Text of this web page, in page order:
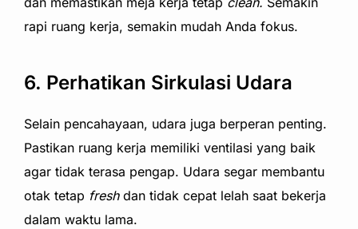
rapi ruang kerja, semakin mudah Anda fokus.
6. Perhatikan Sirkulasi Udara
Selain pencahayaan, udara juga berperan penting.
Pastikan ruang kerja memiliki ventilasi yang baik
agar tidak terasa pengap. Udara segar membantu
otak tetap freshdan tidak cepat lelah saat bekerja
dalam waktu lama.